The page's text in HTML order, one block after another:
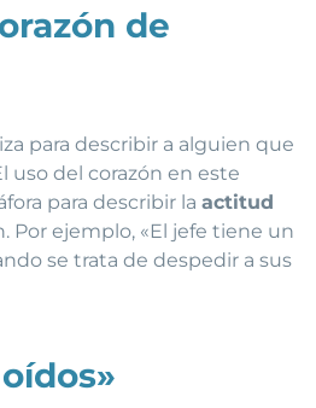
de
para describir a alguien que
uso del corazón en este
para describir la actitud
Por ejemplo, «El jefe tiene un
se trata de despedir a sus